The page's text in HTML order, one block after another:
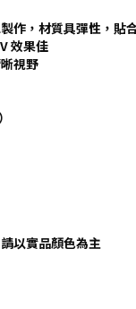
作，材質具彈性，貼
效果佳
視野
以實品顏色為主